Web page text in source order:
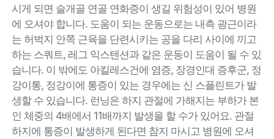
시게 되면 슬개골 연골 연화증이 생길 위험성이 있어 병원
에 오셔야 합니다. 도움이 되는 운동으로는 내측 광근이라
는 허벅지 안쪽 근육을 단련시키는 공을 다리 사이에 끼고
하는 스쿼트, 레그 익스텐션과 같은 운동이 도움이 될 수 있
습니다. 이 밖에도 아킬레스건에 염증, 장경인대 증후군, 정
강이통, 정강이에 통증이 있는 경우에는 신 스플린트가 발
생할 수 있습니다. 런닝은 하지 관절에 가해지는 부하가 본
인 체중의 4배에서 11배까지 발생을 할 수가 있어요. 관절
하지에 통증이 발생하게 된다면 참지 마시고 병원에 오셔